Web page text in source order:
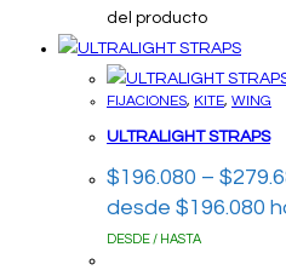
del producto
FIJACIONES, KITE, WING
ULTRALIGHT STRAPS
$196.080 – $
desde $196.080
DESDE / HASTA